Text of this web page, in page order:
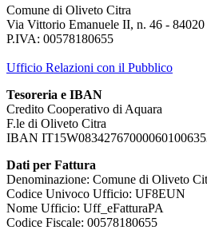
Comune di Oliveto Citra
Via Vittorio Emanuele II, n. 46 -
P.IVA: 00578180655
Ufficio Relazioni con il Pubblico
Tesoreria e IBAN
Credito Cooperativo di Aquara
F.le di Oliveto Citra
IBAN
Dati per Fattura
Denominazione: Comune di Oliveto
Codice Univoco Ufficio: UF8EUN
Nome Ufficio: Uff_eFatturaPA
Codice Fiscale: 00578180655